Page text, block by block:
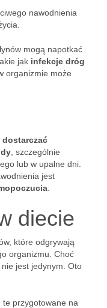
nawodnienia
mogą napotkać
jak infekcje dróg
organizmie może
, szczególnie
lub w upalne dni.
jest
diecie
które odgrywają
organizmu. Choć
nie jest jedynym. Oto
te przygotowane na